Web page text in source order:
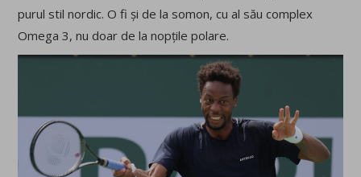
purul stil nordic. O fi și de la somon, cu al său complex
Omega 3, nu doar de la nopțile polare.